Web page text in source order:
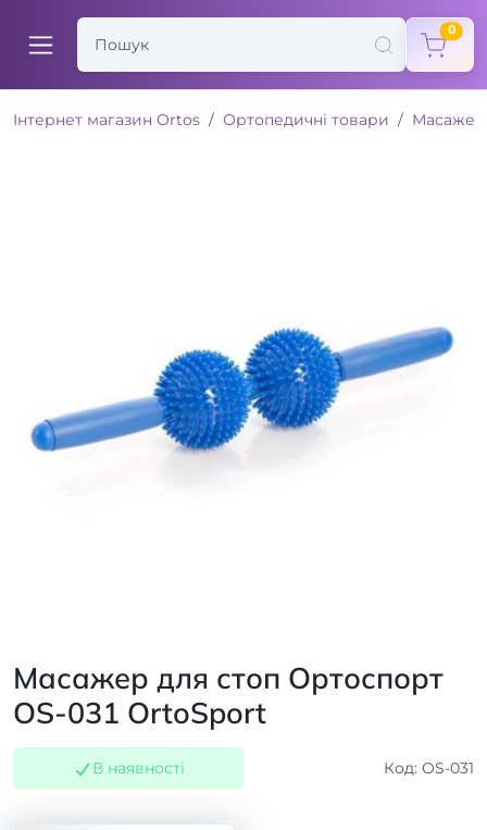
0
Інтернет магазин Ortos Ортопедичні товари
Масажер для стоп Ортоспорт
OS-031 OrtoSport
В наявності Код: OS-031